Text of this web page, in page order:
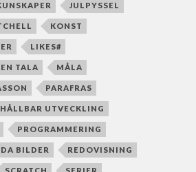
JULPYSSEL
KONST
LIKES#
TALA MÅLA
PARAFRAS
UTVECKLING
PROGRAMMERING
BILDER REDOVISNING